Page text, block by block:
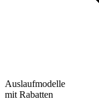
Auslaufmodelle
mit Rabatten